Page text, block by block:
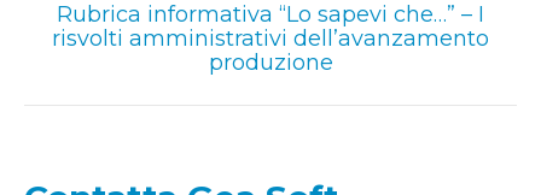
Prossimo
post:
Rubrica informativa “Lo sapevi che…” – I
risvolti amministrativi dell’avanzamento
produzione